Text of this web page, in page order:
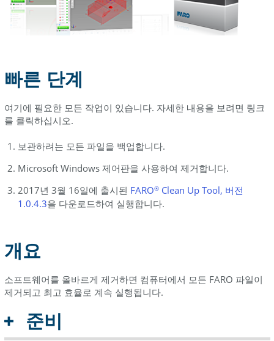
빠른 단계
여기에 필요한 모든 작업이 있습니다. 자세한 내용을 보려면 링크
를 클릭하십시오.
보관하려는 모든 파일을 백업합니다.
Microsoft Windows 제어판을 사용하여 제거합니다.
2017년 3월 16일에 출시된 FARO®Clean Up Tool, 버전
1.0.4.3을 다운로드하여 실행합니다.
개요
소프트웨어를 올바르게 제거하면 컴퓨터에서 모든 FARO 파일이
제거되고 최고 효율로 계속 실행됩니다.
준비